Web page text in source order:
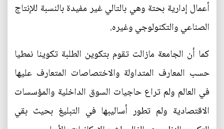
أعمال إدارية بحتة وهي بالتالي غير مفيدة بالنسبة للإنتاج
الصناعي والتكنولوجي وغيره.
كما أن الجامعة مازالت تقوم بتكوين الطلبة تكوينا نمطيا
حسب المعارف المتداولة والاختصاصات المتعارف عليها
في العالم ولم تراع حاجيات السوق الداخلية والمؤسسات
الاقتصادية ولم تطور أساليبها في التبليغ بحيث بقي